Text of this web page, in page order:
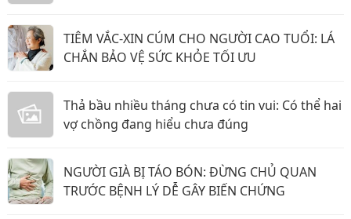
TIÊM VẮC-XIN CÚM CHO NGƯỜI CAO TUỔI: LÁ
CHẮN BẢO VỆ SỨC KHỎE TỐI ƯU
Thả bầu nhiều tháng chưa có tin vui: Có thể hai
vợ chồng đang hiểu chưa đúng
NGƯỜI GIÀ BỊ TÁO BÓN: ĐỪNG CHỦ QUAN
TRƯỚC BỆNH LÝ DỄ GÂY BIẾN CHỨNG